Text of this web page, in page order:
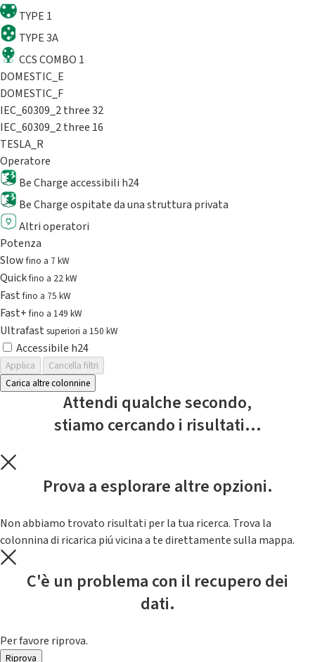
TYPE 1
TYPE 3A
CCS COMBO 1
DOMESTIC_E
DOMESTIC_F
IEC_60309_2 three 32
IEC_60309_2 three 16
TESLA_R
Operatore
Be Charge accessibili h24
Be Charge ospitate da una struttura privata
Altri operatori
Potenza
Slowfino a 7 kW
Quickfino a 22 kW
Fastfino a 75 kW
Fast+fino a 149 kW
Ultrafast superiori a 150 kW
Accessibile h24
Applica
Cancella filtri
Carica altre colonnine
Attendi qualche secondo,
stiamo cercando i risultati...
Prova a esplorare altre opzioni.
Non abbiamo trovato risultati per la tua ricerca. Trova la
colonnina di ricarica piú vicina a te direttamente sulla mappa.
C'è un problema con il recupero dei
dati.
Per favore riprova.
Riprova